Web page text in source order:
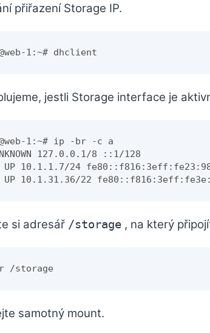
přiřazení Storage IP.
1:~# dhclient
jestli Storage interface je
1:~# ip -br -c a
127.0.0.1/8 ::1/128
UP 10.1.1.7/24
UP 10.1.31.36/22
si adresář /storage , na který
/storage
samotný mount.